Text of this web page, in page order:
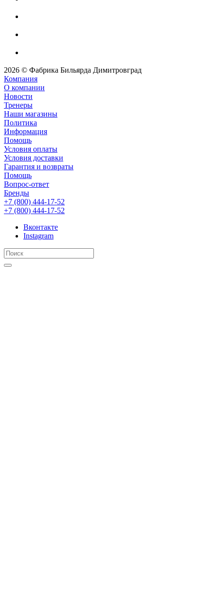
2026 © Фабрика Бильярда Димитровград
Компания
О компании
Новости
Тренеры
Наши магазины
Политика
Информация
Помощь
Условия оплаты
Условия доставки
Гарантия и возвраты
Помощь
Вопрос-ответ
Бренды
+7 (800) 444-17-52
+7 (800) 444-17-52
Вконтакте
Instagram